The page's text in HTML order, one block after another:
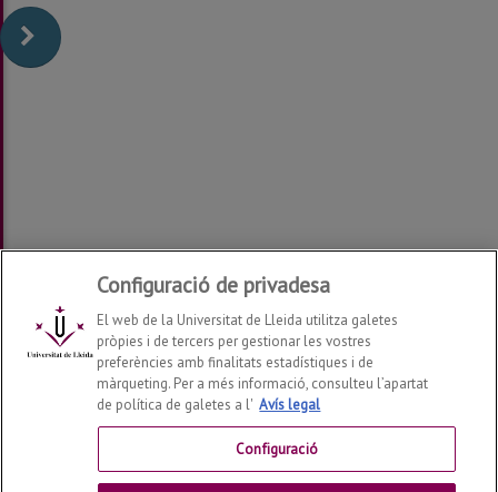
Departament de Ciències de l'Educació2026
Configuració de privadesa
El web de la Universitat de Lleida utilitza galetes
pròpies i de tercers per gestionar les vostres
preferències amb finalitats estadístiques i de
màrqueting. Per a més informació, consulteu l’apartat
de política de galetes a l' Avís legal
Configuració